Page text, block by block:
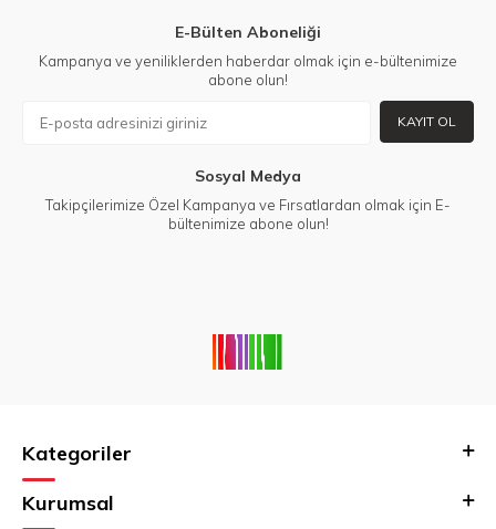
E-Bülten Aboneliği
Kampanya ve yeniliklerden haberdar olmak için e-bültenimize
abone olun!
KAYIT OL
Sosyal Medya
Takipçilerimize Özel Kampanya ve Fırsatlardan olmak için E-
bültenimize abone olun!
Kategoriler
Kurumsal